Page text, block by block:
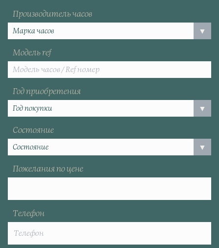
Производитель часов
Модель ref
Год приобретения
Состояние
Пожелания по цене
Телефон